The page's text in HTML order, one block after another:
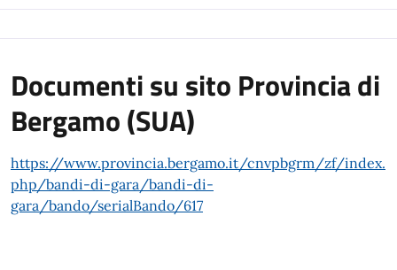
Documenti su sito Provincia di
Bergamo (SUA)
https://www.provincia.bergamo.it/cnvpbgrm/zf/index.
php/bandi-di-gara/bandi-di-
gara/bando/serialBando/617